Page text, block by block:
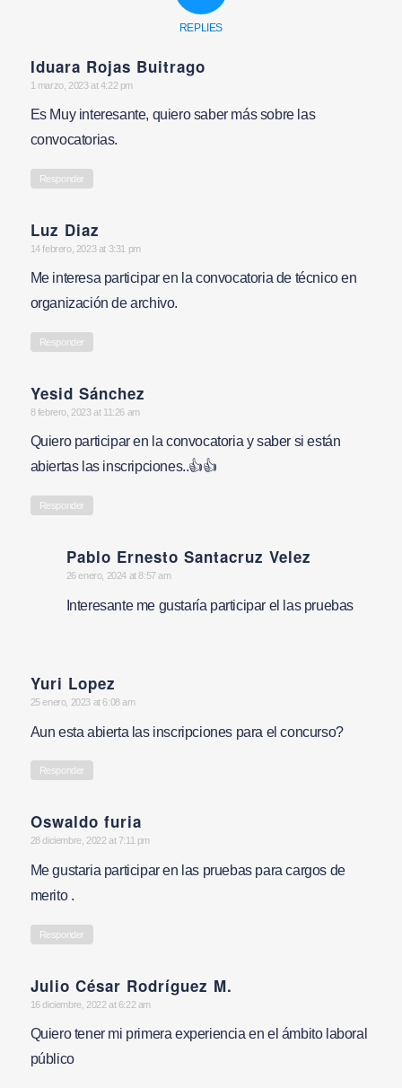
REPLIES
Iduara Rojas Buitrago
says:
1 marzo, 2023 at 4:22 pm
Es Muy interesante, quiero saber más sobre las
convocatorias.
Responder
Luz Diaz
says:
14 febrero, 2023 at 3:31 pm
Me interesa participar en la convocatoria de técnico en
organización de archivo.
Responder
Yesid Sánchez
says:
8 febrero, 2023 at 11:26 am
Quiero participar en la convocatoria y saber si están
abiertas las inscripciones..👍👍
Responder
Pablo Ernesto Santacruz Velez
says:
26 enero, 2024 at 8:57 am
Interesante me gustaría participar el las pruebas
Yuri Lopez
says:
25 enero, 2023 at 6:08 am
Aun esta abierta las inscripciones para el concurso?
Responder
Oswaldo furia
says:
28 diciembre, 2022 at 7:11 pm
Me gustaria participar en las pruebas para cargos de
merito .
Responder
Julio César Rodríguez M.
says:
16 diciembre, 2022 at 6:22 am
Quiero tener mi primera experiencia en el ámbito laboral
público